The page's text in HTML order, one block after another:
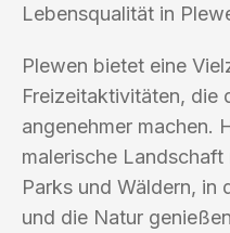
Lebensqualität in
Plewen bietet eine
Freizeitaktivitäten, die
angenehmer machen.
malerische
Parks und Wäldern, in
und die Natur